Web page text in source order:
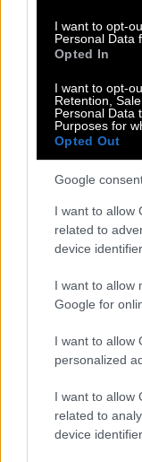
I want to opt-
Personal Data
Opted In
I want to opt-
Retention,
Personal Data
Purposes for
Opted Out
Google
I want to allow
related to
device
I want to allow
Google for
I want to allow
personalized
I want to allow
related to
device
τελευταία
βλέποντας τους
βλέποντας τον
θυμήθηκα τα
Apostolos
να φύγουμε
τρίχες στα
παγωτό και να
την
παρωχημένα
φανέλες.
Ορκίστηκα από
κοιτάζοντας
παππού μου, που